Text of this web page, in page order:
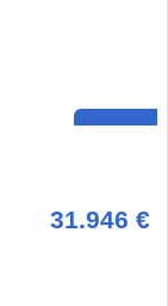
31.946 €